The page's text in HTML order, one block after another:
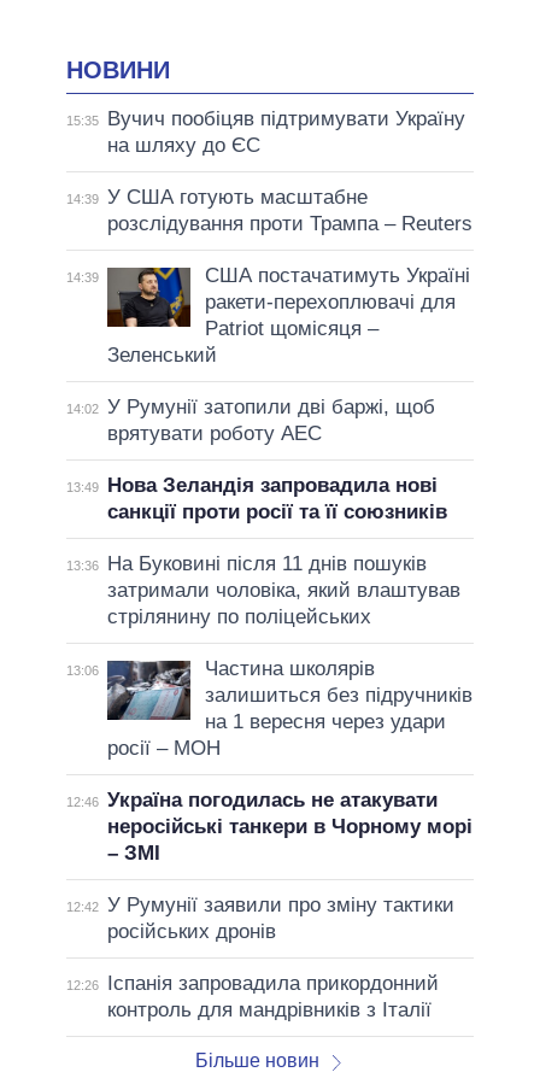
НОВИНИ
15:35
Вучич пообіцяв підтримувати Україну
на шляху до ЄС
14:39 У США готують масштабне
розслідування проти Трампа – Reuters
14:39
США постачатимуть Україні
ракети-перехоплювачі для
Patriot щомісяця –
Зеленський
14:02 У Румунії затопили дві баржі, щоб
врятувати роботу АЕС
13:49
Нова Зеландія запровадила нові
санкції проти росії та її союзників
13:36
На Буковині після 11 днів пошуків
затримали чоловіка, який влаштував
стрілянину по поліцейських
13:06
Частина школярів
залишиться без підручників
на 1 вересня через удари
росії – МОН
12:46 Україна погодилась не атакувати
неросійські танкери в Чорному морі
– ЗМІ
12:42 У Румунії заявили про зміну тактики
російських дронів
12:26
Іспанія запровадила прикордонний
контроль для мандрівників з Італії
Більше новин